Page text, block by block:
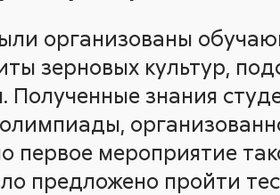
организованы
зерновых культур,
Полученные знания
первое мероприятие
предложено пройти